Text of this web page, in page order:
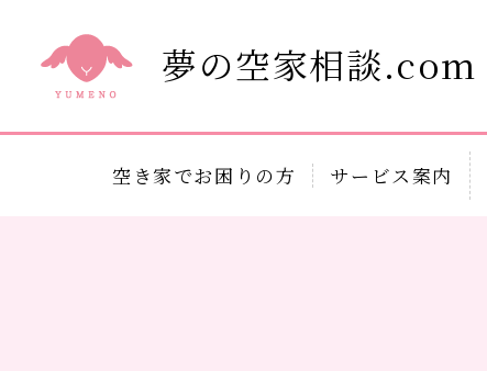
夢の空家相談.com
空き家でお困りの方 サービス案内